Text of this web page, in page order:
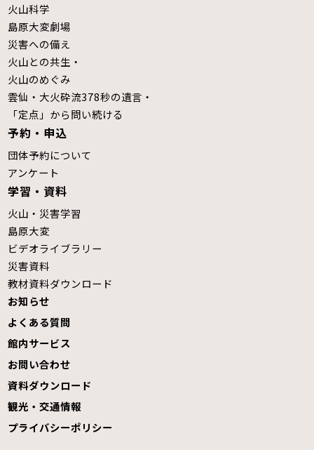
火山科学
島原大変劇場
災害への備え
火山との共生・
火山のめぐみ
雲仙・大火砕流378秒の遺言・
「定点」から問い続ける
予約・申込
団体予約について
アンケート
学習・資料
火山・災害学習
島原大変
ビデオライブラリー
災害資料
教材資料ダウンロード
お知らせ
よくある質問
館内サービス
お問い合わせ
資料ダウンロード
観光・交通情報
プライバシーポリシー